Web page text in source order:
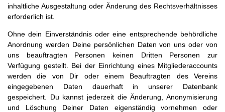
inhaltliche Ausgestaltung oder Änderung des Rechtsverhältnisses
erforderlich ist.
Ohne dein Einverständnis oder eine entsprechende behördliche
Anordnung werden Deine persönlichen Daten von uns oder von
uns beauftragten Personen keinen Dritten Personen zur
Verfügung gestellt. Bei der Einrichtung eines Mitgliederaccounts
werden die von Dir oder einem Beauftragten des Vereins
eingegebenen Daten dauerhaft in unserer Datenbank
gespeichert. Du kannst jederzeit die Änderung, Anonymisierung
und Löschung Deiner Daten eigenständig vornehmen oder